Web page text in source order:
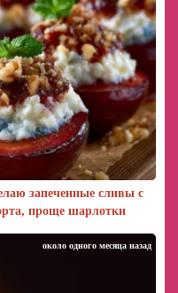
запеченные сливы с
проще шарлотки
около одного месяца назад